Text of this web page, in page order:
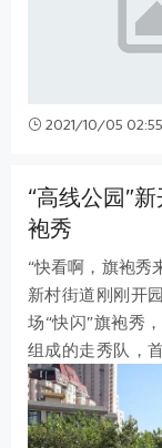
2021/10/05 02:55
“高线公园”
袍秀
“快看啊，旗袍秀
新村街道刚刚开
场“快闪”旗袍秀
组成的走秀队，
惊艳走步亮相，